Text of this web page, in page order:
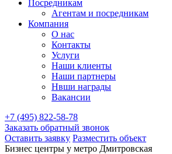
Посредникам
Агентам и посредникам
Компания
О нас
Контакты
Услуги
Наши клиенты
Наши партнеры
Нвши награды
Вакансии
+7 (495) 822-58-78
Заказать обратный звонок
Оставить заявку Разместить объект
Бизнес центры у метро Дмитровская